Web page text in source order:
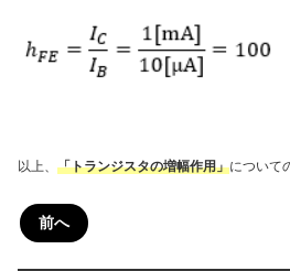
以上、 「トランジスタの増幅作用」について
前へ